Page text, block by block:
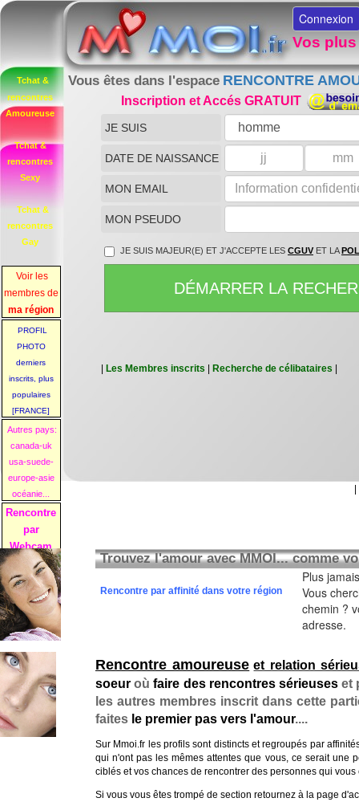
Connexion
Vos
Tchat &
rencontres
Amoureuse
Tchat &
rencontres
Sexy
Tchat &
rencontres
Gay
Voir les
membres de
ma région
PROFIL
PHOTO
derniers
inscrits, plus
populaires
[FRANCE]
Autres pays:
canada-uk
usa-suede-
europe-asie
océanie...
Rencontre
par
Webcam
Vous êtes dans l'espace RENCONTRE
Inscription et Accés GRATUIT
JE SUIS
DATE DE NAISSANCE
MON EMAIL
MON PSEUDO
JE SUIS MAJEUR(E) ET J'ACCEPTE LES CGUV ET LA
DÉMARRER LA
Les Membres inscrits Recherche de célibataires
Trouvez l'amour avec MMOI... comme
Rencontre par affinité dans votre région
Plus
Vous
chemin ?
adresse.
Rencontre amoureuse et relation
soeur oùfaire des rencontres sérieuseset
les autres membres inscrit dans cette
faites le premier pas vers l'amour....
Sur Mmoi.fr les profils sont distincts et regroupés par
qui n'ont pas les mêmes attentes que vous, ce serait une
ciblés et vos chances de rencontrer des personnes qui
Si vous vous êtes trompé de section retournez à la page